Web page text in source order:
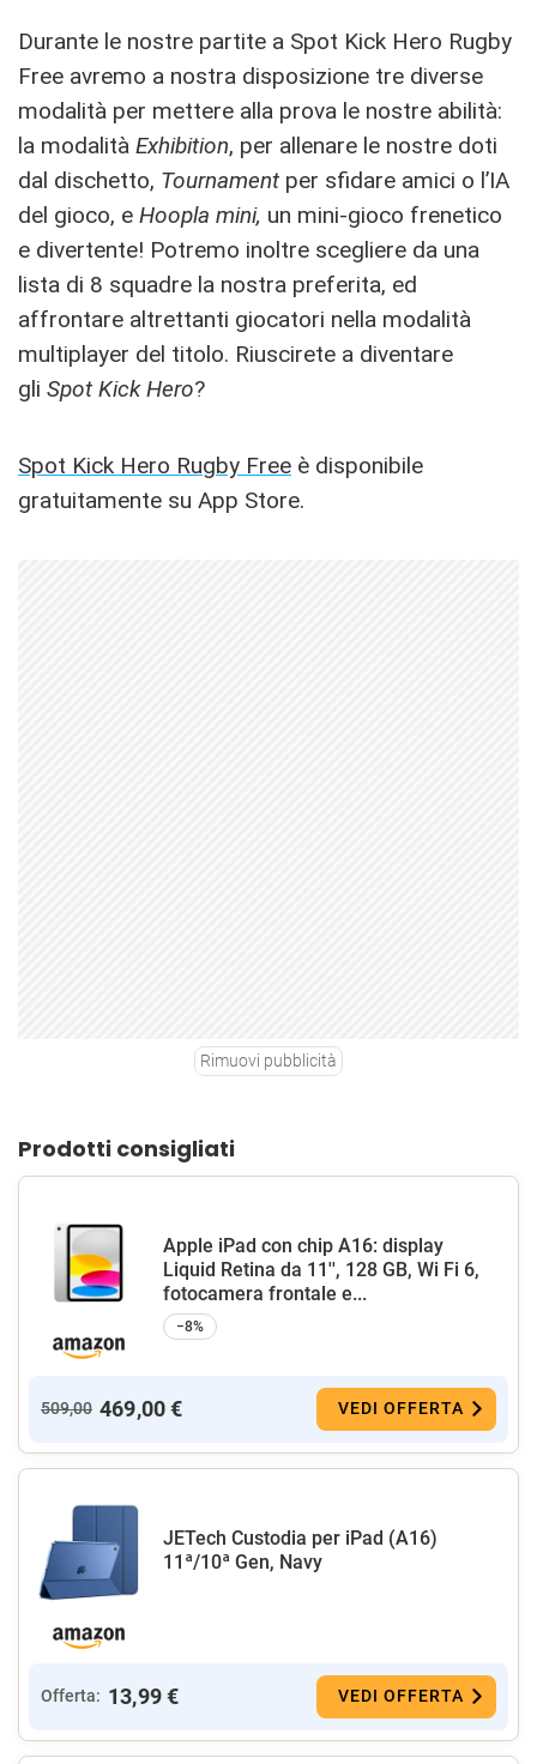
Durante le nostre partite a Spot Kick Hero Rugby
Free avremo a nostra disposizione tre diverse
modalità per mettere alla prova le nostre abilità:
la modalità Exhibition, per allenare le nostre doti
dal dischetto, Tournament per sfidare amici o l’IA
del gioco, e Hoopla mini, un mini-gioco frenetico
e divertente! Potremo inoltre scegliere da una
lista di 8 squadre la nostra preferita, ed
affrontare altrettanti giocatori nella modalità
multiplayer del titolo. Riuscirete a diventare
gli Spot Kick Hero?
Spot Kick Hero Rugby Free è disponibile
gratuitamente su App Store.
Rimuovi pubblicità
Prodotti consigliati
Apple iPad con chip A16: display
Liquid Retina da 11'', 128 GB, Wi Fi 6,
fotocamera frontale e...
−8%
509,00 469,00 € VEDI OFFERTA
JETech Custodia per iPad (A16)
11ª/10ª Gen, Navy
Offerta: 13,99 € VEDI OFFERTA